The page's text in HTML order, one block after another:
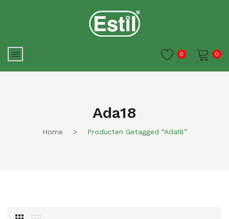
0
0
Ada18
Home > Producten Getagged “ada18”